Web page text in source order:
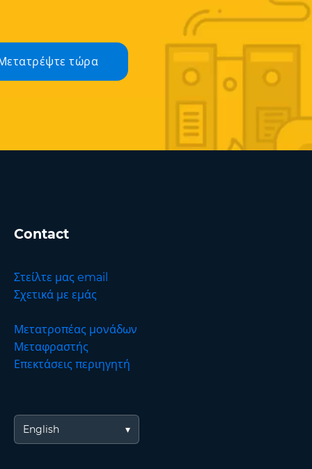
τώρα
Contact
Στείλτε μας email
Σχετικά με εμάς
Μετατροπέας μονάδων
Μεταφραστής
Επεκτάσεις περιηγητή
English